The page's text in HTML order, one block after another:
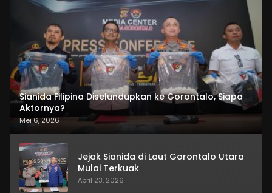
Sianida Filipina Diselundupkan ke Gorontalo, Siapa
Aktornya?
Mei 6, 2026
Jejak Sianida di Laut Gorontalo Utara
Mulai Terkuak
April 23, 2026